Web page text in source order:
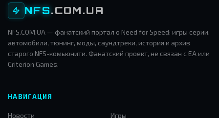
NFS.COM.UA
NFS.COM.UA — фанатский портал о Need for Speed: игры серии,
автомобили, тюнинг, моды, саундтреки, история и архив
старого NFS-комьюнити. Фанатский проект, не связан с EA или
Criterion Games.
НАВИГАЦИЯ
Новости
Игры